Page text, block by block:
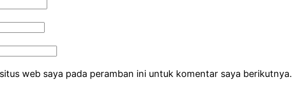
web saya pada peramban ini untuk komentar saya berikutnya.